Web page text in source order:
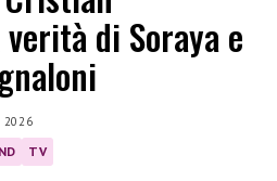
di Soraya e
2026
TV